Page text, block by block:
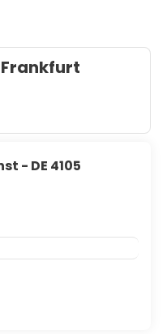
- DE 4105